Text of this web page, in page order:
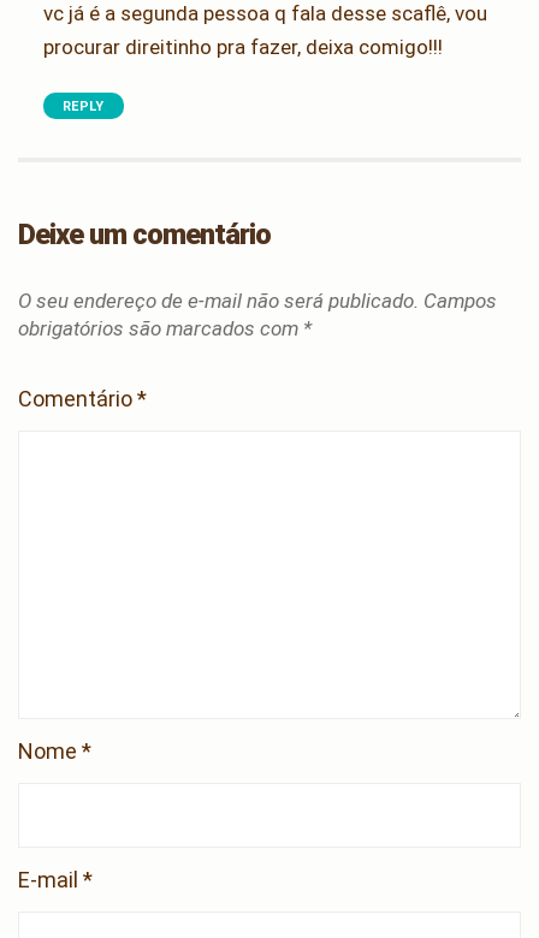
vc já é a segunda pessoa q fala desse scaflê, vou
procurar direitinho pra fazer, deixa comigo!!!
REPLY
Deixe um comentário
O seu endereço de e-mail não será publicado. Campos
obrigatórios são marcados com *
Comentário*
Nome *
E-mail *